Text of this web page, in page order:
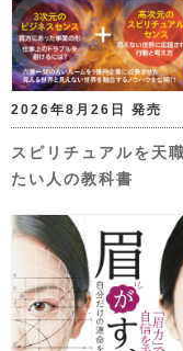
2026年8月26日 発売
スピリチュアルを天
たい人の教科書